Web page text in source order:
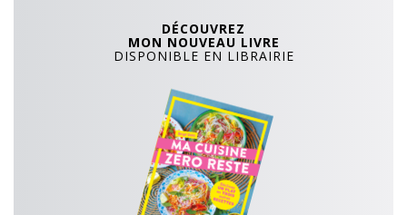
DÉCOUVREZ
MON NOUVEAU LIVRE
DISPONIBLE EN LIBRAIRIE